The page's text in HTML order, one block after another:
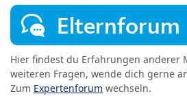
Elternforum
Hier findest du Erfahrungen anderer
weiteren Fragen, wende dich gerne
Zum Expertenforum wechseln.